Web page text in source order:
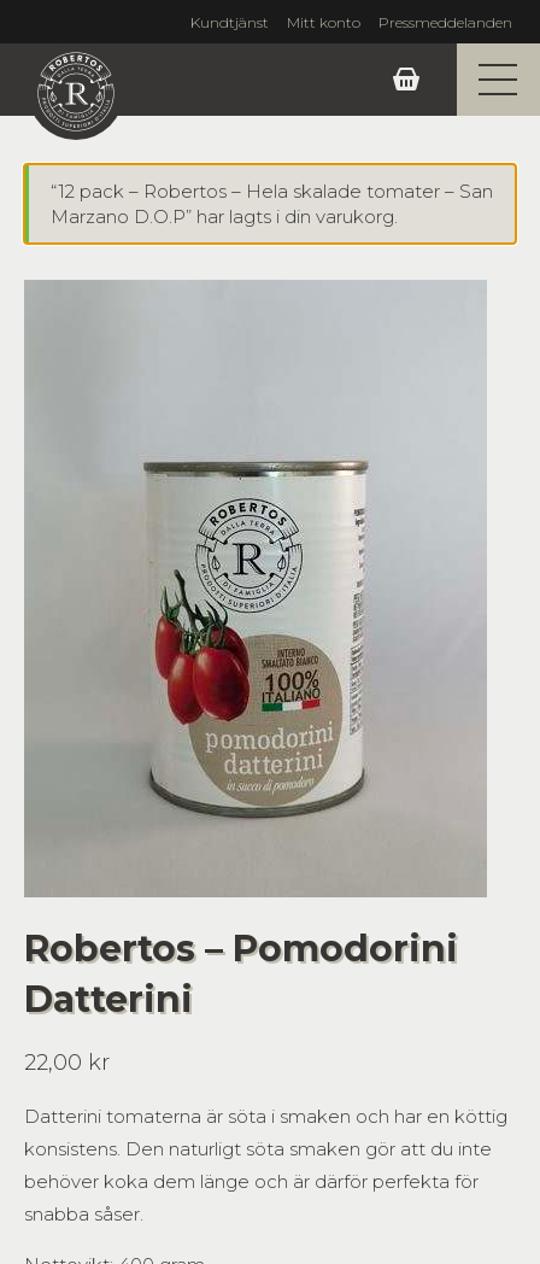
Kundtjänst Mitt konto Pressmeddelanden
“12 pack – Robertos – Hela skalade tomater – San
Marzano D.O.P” har lagts i din varukorg.
Robertos – Pomodorini
Datterini
22,00 kr
Datterini tomaterna är söta i smaken och har en köttig
konsistens. Den naturligt söta smaken gör att du inte
behöver koka dem länge och är därför perfekta för
snabba såser.